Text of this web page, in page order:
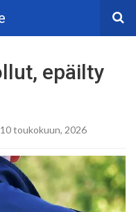
epäilty
toukokuun, 2026